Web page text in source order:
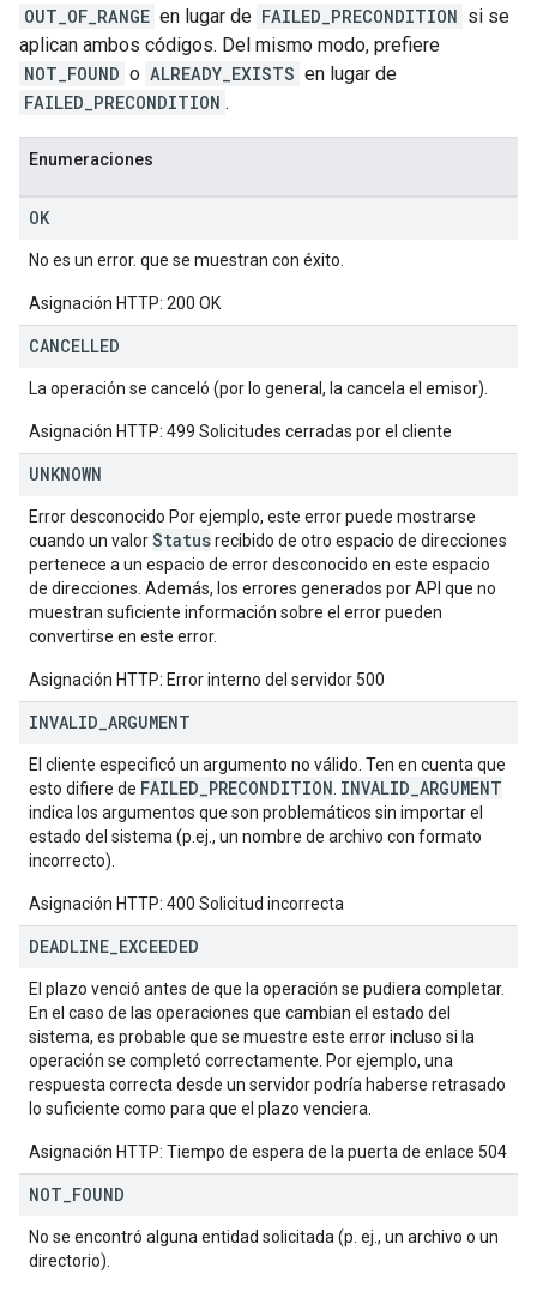
OUT_OF_RANGE en lugar de FAILED_PRECONDITION si se
aplican ambos códigos. Del mismo modo, prefiere
NOT_FOUND o ALREADY_EXISTS en lugar de
FAILED_PRECONDITION .
Enumeraciones
OK
No es un error. que se muestran con éxito.
Asignación HTTP: 200 OK
CANCELLED
La operación se canceló (por lo general, la cancela el emisor).
Asignación HTTP: 499 Solicitudes cerradas por el cliente
UNKNOWN
Error desconocido Por ejemplo, este error puede mostrarse
cuando un valorStatusrecibido de otro espacio de direcciones
pertenece a un espacio de error desconocido en este espacio
de direcciones. Además, los errores generados por API que no
muestran suficiente información sobre el error pueden
convertirse en este error.
Asignación HTTP: Error interno del servidor 500
INVALID ARGUMENT
El cliente especificó un argumento no válido. Ten en cuenta que
esto difiere de FAILED_PRECONDITION INVALID_ARGUMENT
indica los argumentos que son problemáticos sin importar el
estado del sistema (p.ej., un nombre de archivo con formato
incorrecto).
Asignación HTTP: 400 Solicitud incorrecta
DEADLINE EXCEEDED
El plazo venció antes de que la operación se pudiera completar.
En el caso de las operaciones que cambian el estado del
sistema, es probable que se muestre este error incluso si la
operación se completó correctamente. Por ejemplo, una
respuesta correcta desde un servidor podría haberse retrasado
lo suficiente como para que el plazo venciera.
Asignación HTTP: Tiempo de espera de la puerta de enlace 504
NOT FOUND
No se encontró alguna entidad solicitada (p. ej., un archivo o un
directorio).